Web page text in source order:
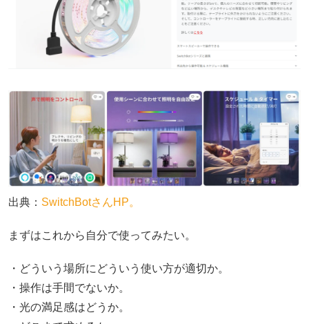
出典： SwitchBotさんHP。
まずはこれから自分で使ってみたい。
・どういう場所にどういう使い方が適切か。
・操作は手間でないか。
・光の満足感はどうか。